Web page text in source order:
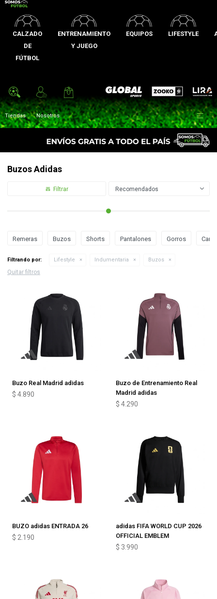
CALZADO
DE
FÚTBOL
ENTRENAMIENTO
Y JUEGO
EQUIPOS LIFESTYLE
Global Sports Zooko Lira
Tiendas Nosotros 
Buzos Adidas
Recomendados
Remeras Buzos Shorts Pantalones Gorros
Filtrando por: Lifestyle Indumentaria Buzos
Quitar filtros
Buzo Real Madrid adidas
$ 4.890
Buzo de Entrenamiento Real
Madrid adidas
$ 4.290
BUZO adidas ENTRADA 26
$ 2.190
adidas FIFA WORLD CUP 2026
OFFICIAL EMBLEM
$ 3.990